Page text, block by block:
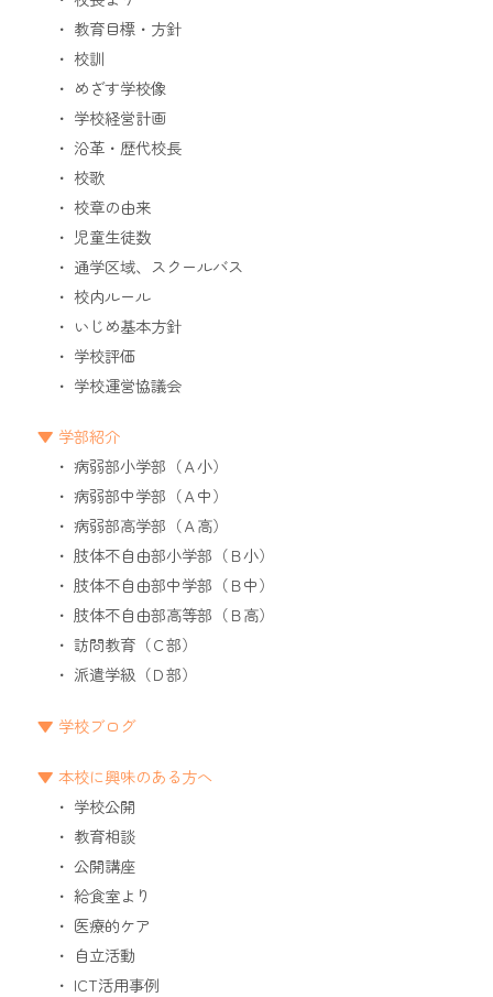
教育目標・方針
校訓
めざす学校像
学校経営計画
沿革・歴代校長
校歌
校章の由来
児童生徒数
通学区域、スクールバス
校内ルール
いじめ基本方針
学校評価
学校運営協議会
学部紹介
病弱部小学部（Ａ小）
病弱部中学部（Ａ中）
病弱部高学部（Ａ高）
肢体不自由部小学部（Ｂ小）
肢体不自由部中学部（Ｂ中）
肢体不自由部高等部（Ｂ高）
訪問教育（Ｃ部）
派遣学級（Ｄ部）
学校ブログ
本校に興味のある方へ
学校公開
教育相談
公開講座
給食室より
医療的ケア
自立活動
ICT活用事例